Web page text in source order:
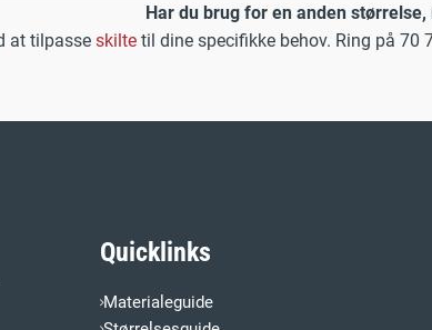
Har du brug for en anden
at tilpasseskilte til dine specifikke behov. Ring på 70
Quicklinks
Materialeguide